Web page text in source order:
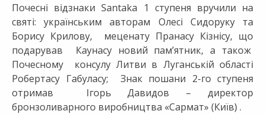
Почесні відзнаки Santaka 1 ступеня вручили на
святі: українським авторам Олесі Сидоруку та
Борису Крилову, меценату Пранасу Кізнісу, що
подарував Каунасу новий пам’ятник, а також
Почесному консулу Литви в Луганській області
Робертасу Габуласу; Знак пошани 2-го ступеня
отримав Ігорь Давидов – директор
бронзоливарного виробництва «Сармат» (Київ) .